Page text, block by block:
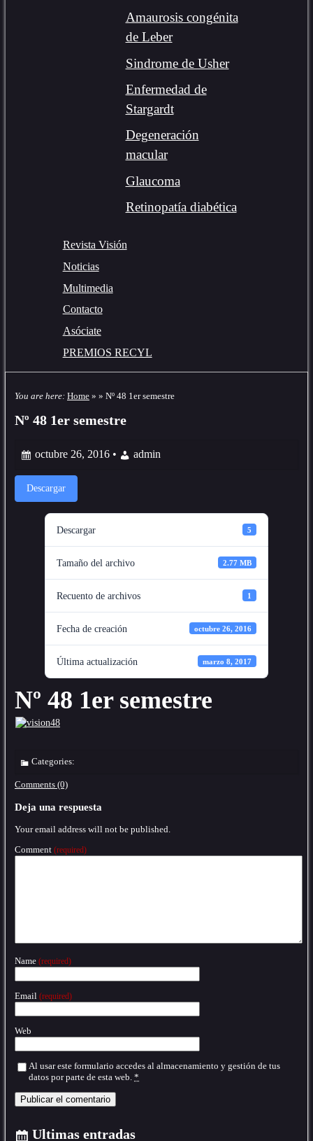
Amaurosis congénita
de Leber
Sindrome de Usher
Enfermedad de
Stargardt
Degeneración
macular
Glaucoma
Retinopatía diabética
Revista Visión
Noticias
Multimedia
Contacto
Asóciate
PREMIOS RECYL
You are here: Home » » Nº 48 1er semestre
Nº 48 1er semestre
octubre 26, 2016 • admin
Descargar
Descargar 5
Tamaño del archivo 2.77 MB
Recuento de archivos 1
Fecha de creación octubre 26, 2016
Última actualización marzo 8, 2017
Nº 48 1er semestre
Categories:
Comments (0)
Deja una respuesta
Your email address will not be published.
Comment (required)
Name (required)
Email (required)
Web
Al usar este formulario accedes al almacenamiento y gestión de tus
datos por parte de esta web. *
Ultimas entradas